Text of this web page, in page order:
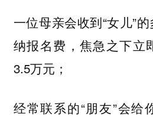
一位母亲会收到“女儿”
纳报名费，焦急之下立
3.5万元；
经常联系的“朋友”会给